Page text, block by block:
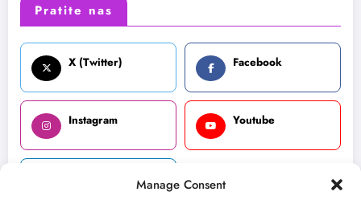
Manage Consent
Pratite nas
X (Twitter) Facebook
Instagram Youtube